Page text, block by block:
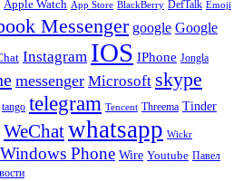
Apple Watch App Store BlackBerry DefTalk Emoji
Messenger google Google
Instagram IOS IPhone Jongla
messenger Microsoft skype
tango telegram Tencent Threema Tinder
WeChatwhatsapp Wickr
Windows Phone Wire Youtube Павел